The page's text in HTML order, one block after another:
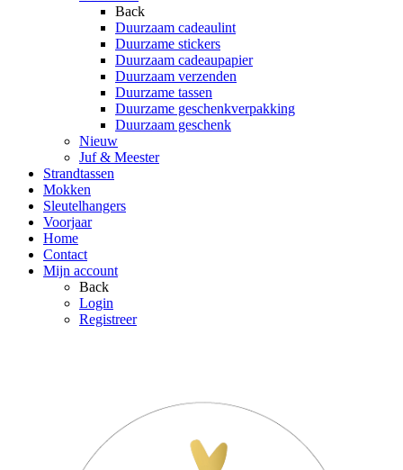
Back
Duurzaam cadeaulint
Duurzame stickers
Duurzaam cadeaupapier
Duurzaam verzenden
Duurzame tassen
Duurzame geschenkverpakking
Duurzaam geschenk
Nieuw
Juf & Meester
Strandtassen
Mokken
Sleutelhangers
Voorjaar
Home
Contact
Mijn account
Back
Login
Registreer